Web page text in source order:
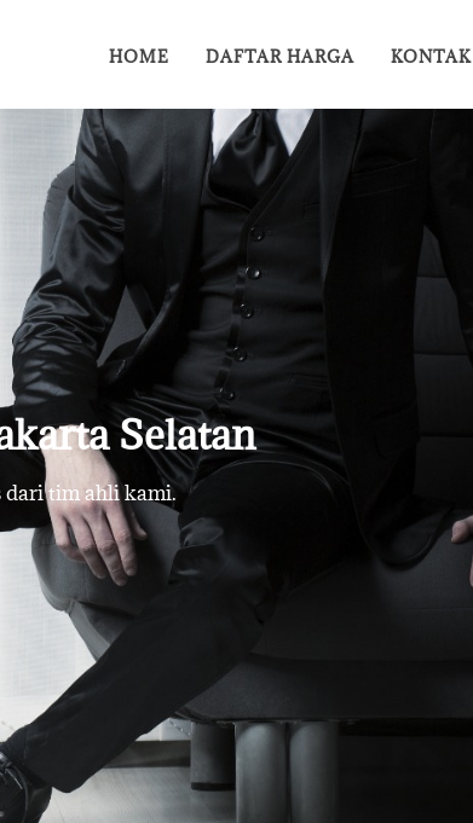
HOME DAFTAR HARGA KONTAK
Selatan
dari tim ahli kami.